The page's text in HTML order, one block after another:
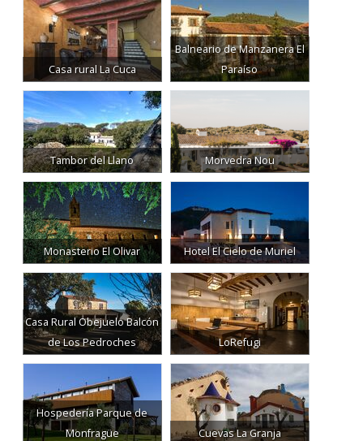
Casa rural La Cuca
Balneario de Manzanera El
Paraíso
Tambor del Llano Morvedra Nou
Monasterio El Olivar Hotel El Cielo de Muriel
Casa Rural Obejuelo Balcón
de Los Pedroches
LoRefugi
Hospedería Parque de
Monfragüe
Cuevas La Granja